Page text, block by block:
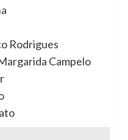
Rodrigues
Campelo